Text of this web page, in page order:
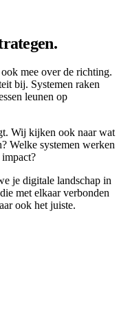
mee over de richting.
bij. Systemen raken
leunen op
Wij kijken ook naar wat
Welke systemen werken
je digitale landschap in
met elkaar verbonden
ook het juiste.